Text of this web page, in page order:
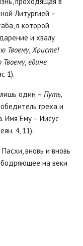
Литургией –
в которой
и хвалу
Твоему, Христе!
едине
1).
один – Путь,
греха и
Имя Ему – Иисус
4, 11).
вновь и вновь
на веки